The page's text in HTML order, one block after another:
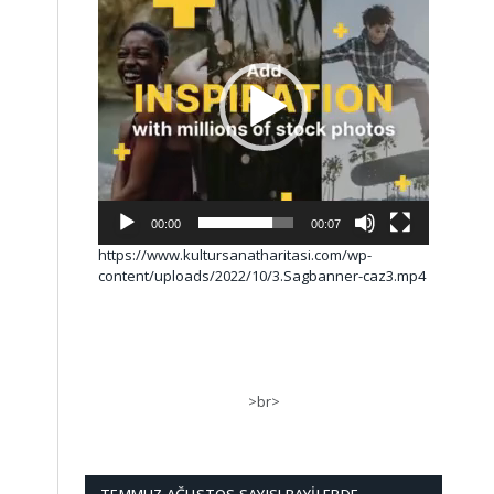
00:00 00:07
https://www.kultursanatharitasi.com/wp-
content/uploads/2022/10/3.Sagbanner-caz3.mp4
>br>